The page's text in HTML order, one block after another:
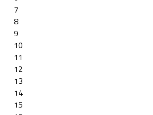
7
8
9
10
11
12
13
14
15